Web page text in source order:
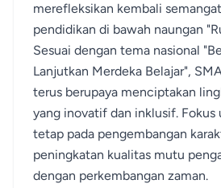
merefleksikan kembali
pendidikan di bawah naungan
Sesuai dengan tema nasional
Lanjutkan Merdeka Belajar",
terus berupaya menciptakan
yang inovatif dan inklusif. Fokus
tetap pada pengembangan
peningkatan kualitas mutu
dengan perkembangan zaman.